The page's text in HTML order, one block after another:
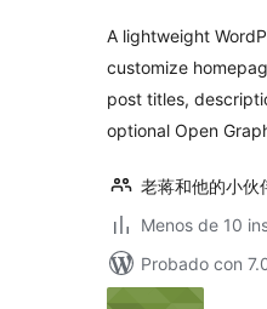
A lightweight
customize
post titles,
optional Open
老蒋和他的小伙
Menos de 10
Probado con